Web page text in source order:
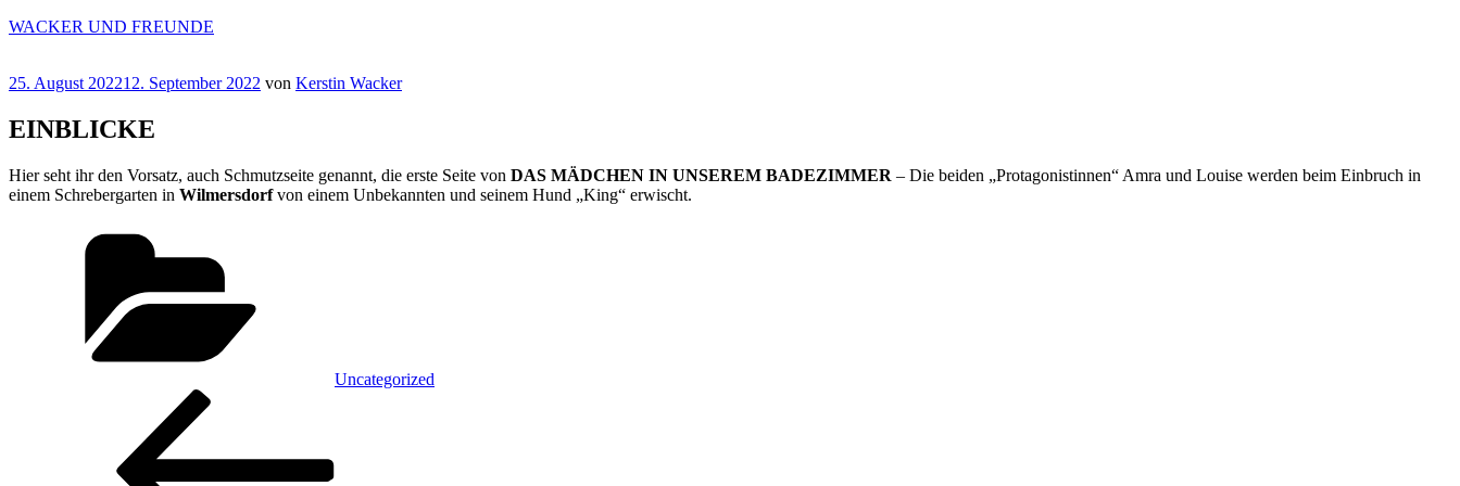
Zum
WACKER UND FREUNDE
Veröffentlicht
25. August 202212. September 2022 von Kerstin Wacker
EINBLICKE
Hier seht ihr den Vorsatz, auch Schmutzseite genannt, die erste Seite von DAS MÄDCHEN IN UNSEREM BADEZIMMER – Die beiden „Protagonistinnen“ Amra und Louise werden beim Einbruch in
einem Schrebergarten in Wilmersdorfvon einem Unbekannten und seinem Hund „King“ erwischt.
Uncategorized
Beitragsnavigation